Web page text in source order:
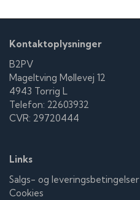
Kontaktoplysninger
B2PV
Mageltving Møllevej 12
4943 Torrig L
Telefon: 22603932
CVR: 29720444
Links
Salgs- og leveringsbetingelser
Cookies